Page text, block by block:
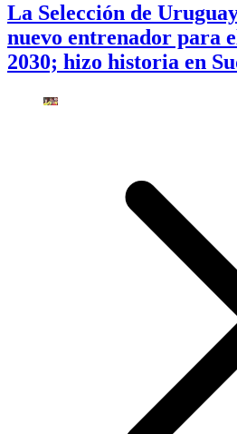
La Selección de
nuevo entrenador para
2030; hizo historia en